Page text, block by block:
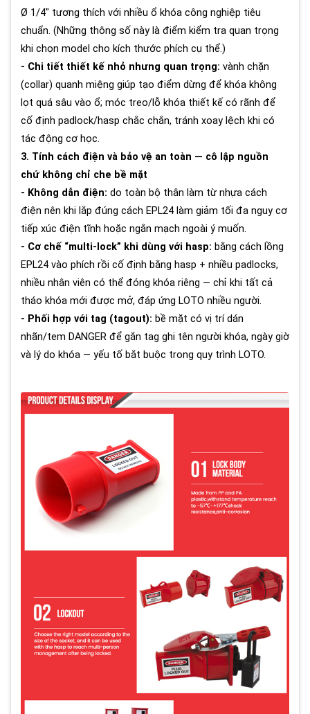
Ø 1/4" tương thích với nhiều ổ khóa công nghiệp tiêu
chuẩn. (Những thông số này là điểm kiểm tra quan trọng
khi chọn model cho kích thước phích cụ thể.)
- Chi tiết thiết kế nhỏ nhưng quan trọng: vành chặn
(collar) quanh miệng giúp tạo điểm dừng để khóa không
lọt quá sâu vào ổ; móc treo/lỗ khóa thiết kế có rãnh để
cố định padlock/hasp chắc chắn, tránh xoay lệch khi có
tác động cơ học.
3. Tính cách điện và bảo vệ an toàn — cô lập nguồn
chứ không chỉ che bề mặt
- Không dẫn điện: do toàn bộ thân làm từ nhựa cách
điện nên khi lắp đúng cách EPL24 làm giảm tối đa nguy cơ
tiếp xúc điện tĩnh hoặc ngắn mạch ngoài ý muốn.
- Cơ chế “multi-lock” khi dùng với hasp: bằng cách lồng
EPL24 vào phích rồi cố định bằng hasp + nhiều padlocks,
nhiều nhân viên có thể đóng khóa riêng — chỉ khi tất cả
tháo khóa mới được mở, đáp ứng LOTO nhiều người.
- Phối hợp với tag (tagout): bề mặt có vị trí dán
nhãn/tem DANGER để gắn tag ghi tên người khóa, ngày giờ
và lý do khóa — yếu tố bắt buộc trong quy trình LOTO.